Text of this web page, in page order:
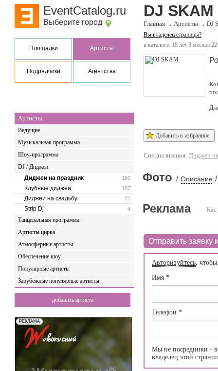
EventCatalog.ru
Выберите город
Площадки Артисты
Подрядчики Агентства
Артисты
Ведущие
Музыкальная программа
Шоу-программа
DJ / Диджеи
160
Диджеи на праздник
107
Клубные диджеи
71
Диджеи на свадьбу
4
Strip Dj
Танцевальная программа
Артисты цирка
Атмосферные артисты
Обеспечение шоу
Популярные артисты
Зарубежные популярные артисты
добавить артиста
DJ SKAM
Главная → Артисты → DJ
Вы владелец страницы?
в каталоге: 18 лет 3 месяца
Добавить в избранное
Специализация: Диджеи
Фото / Описание /
Как
Реклама
Отправить заявку
Авторизуйтесь,
Имя *
Телефон *
Мы не посредники -
владелец этой